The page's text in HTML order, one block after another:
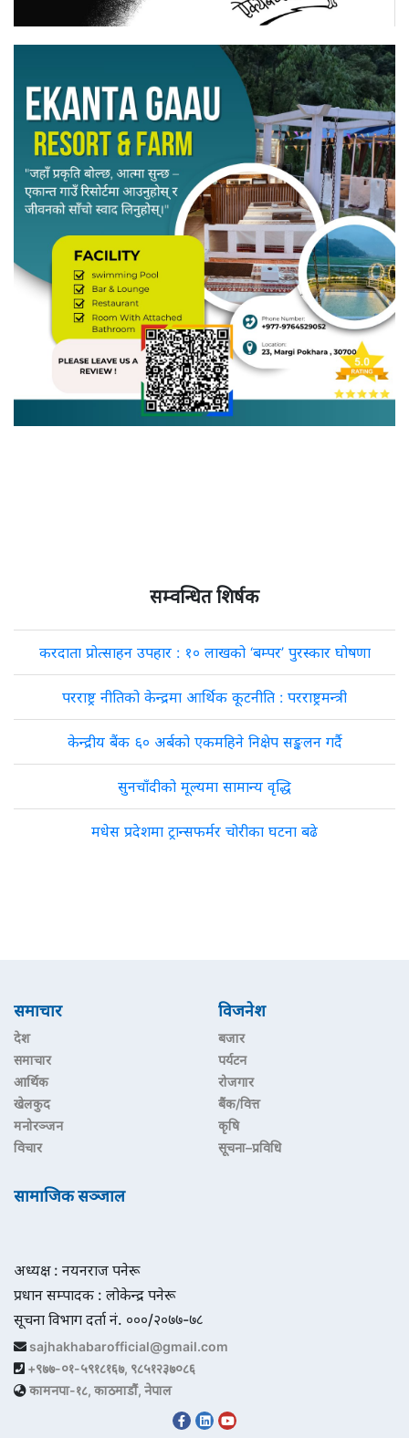
सम्वन्धित शिर्षक
करदाता प्रोत्साहन उपहार : १० लाखको ‘बम्पर’ पुरस्कार घोषणा
परराष्ट्र नीतिको केन्द्रमा आर्थिक कूटनीति : परराष्ट्रमन्त्री
केन्द्रीय बैंक ६० अर्बको एकमहिने निक्षेप सङ्कलन गर्दै
सुनचाँदीको मूल्यमा सामान्य वृद्धि
मधेस प्रदेशमा ट्रान्सफर्मर चोरीका घटना बढे
समाचार
देश
समाचार
आर्थिक
खेलकुद
मनोरञ्जन
विचार
विजनेश
बजार
पर्यटन
रोजगार
बैंक/वित्त
कृषि
सूचना–प्रविधि
सामाजिक सञ्जाल
अध्यक्ष : नयनराज पनेरू
प्रधान सम्पादक : लोकेन्द्र पनेरू
सूचना विभाग दर्ता नं. ०००/२०७७-७८
sajhakhabarofficial@gmail.com
+९७७-०१-५९१८१६७, ९८५१२३७०८६
कामनपा-१८, काठमाडौं, नेपाल